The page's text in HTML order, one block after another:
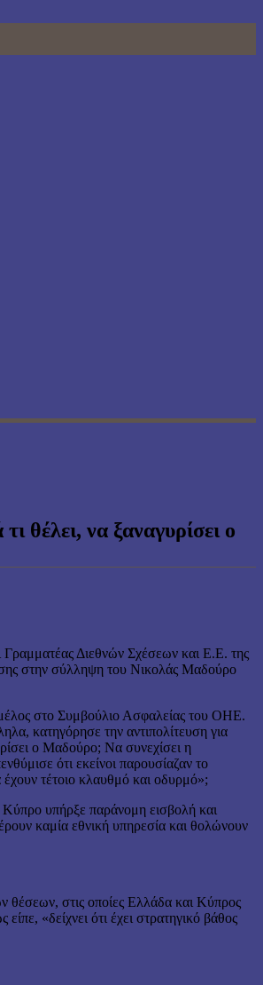
θέλει, να ξαναγυρίσει ο
Διεθνών Σχέσεων και Ε.Ε. της
στην σύλληψη του Νικολάς Μαδούρο
στο Συμβούλιο Ασφαλείας του ΟΗΕ.
κατηγόρησε την αντιπολίτευση για
ο Μαδούρο; Να συνεχίσει η
ότι εκείνοι παρουσίαζαν το
τέτοιο κλαυθμό και οδυρμό»;
υπήρξε παράνομη εισβολή και
καμία εθνική υπηρεσία και θολώνουν
θέσεων, στις οποίες Ελλάδα και Κύπρος
«δείχνει ότι έχει στρατηγικό βάθος